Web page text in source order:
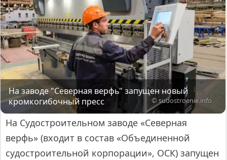
На заводе "Северная верфь" запущен новый
кромкогибочный пресс
© sudostroenie.info
На Судостроительном заводе «Северная
верфь» (входит в состав «Объединенной
судостроительной корпорации», ОСК) запущен